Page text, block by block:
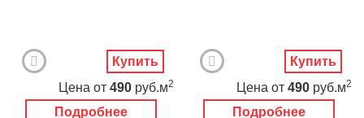
Подробнее
Цена от 490 руб.м2
Купить
Подробнее
Цена от 490 руб.м2
Купить